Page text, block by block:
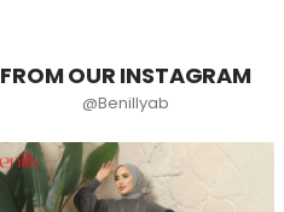
FROM OUR INSTAGRAM
@Benillyab